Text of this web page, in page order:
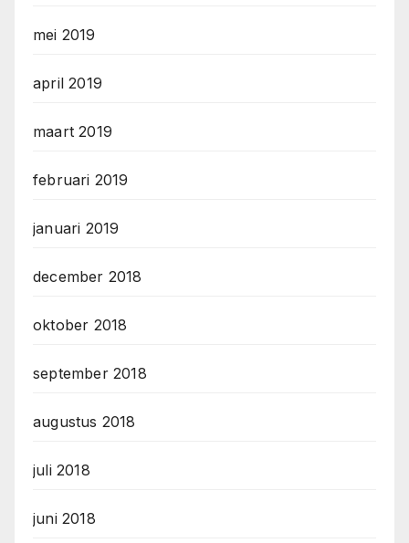
mei 2019
april 2019
maart 2019
februari 2019
januari 2019
december 2018
oktober 2018
september 2018
augustus 2018
juli 2018
juni 2018